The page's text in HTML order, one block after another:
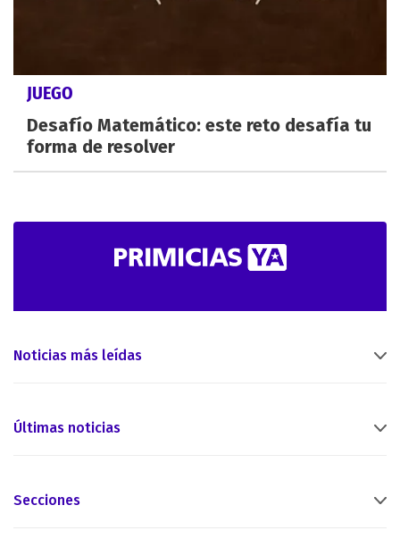
JUEGO
Desafío Matemático: este reto desafía tu
forma de resolver
Noticias más leídas
Últimas noticias
Secciones